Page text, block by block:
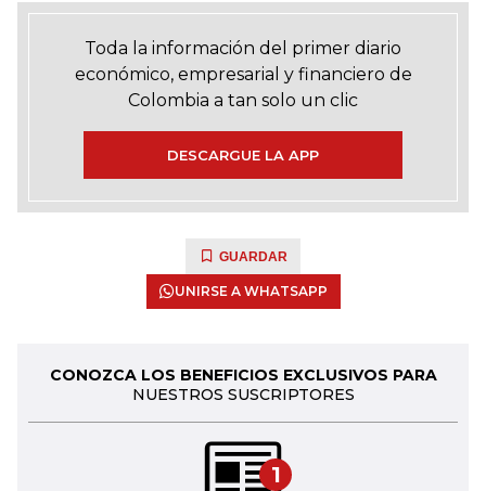
Toda la información del primer diario
económico, empresarial y financiero de
Colombia a tan solo un clic
DESCARGUE LA APP
GUARDAR
UNIRSE A WHATSAPP
CONOZCA LOS BENEFICIOS EXCLUSIVOS PARA
NUESTROS SUSCRIPTORES
1